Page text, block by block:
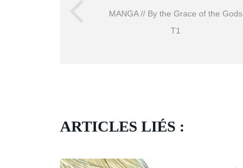
MANGA // By the Grace of the Gods
T1
ARTICLES LIÉS :